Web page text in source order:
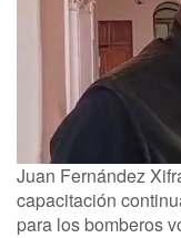
Juan Fernández
capacitación
para los bomberos